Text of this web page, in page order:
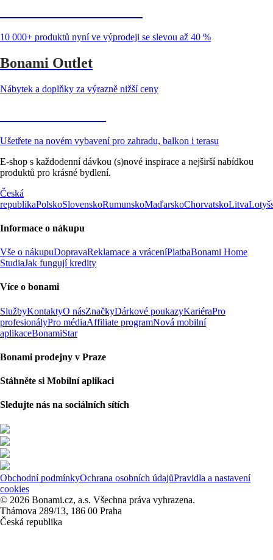
10 000+ produktů nyní ve výprodeji se slevou až 40 %
Bonami Outlet
Nábytek a doplňky za výrazně nižší ceny
Ušetřete na novém vybavení pro zahradu, balkon i terasu
E-shop s každodenní dávkou (s)nové inspirace a nejširší nabídkou
produktů pro krásné bydlení.
Česká
republikaPolskoSlovenskoRumunskoMaďarskoChorvatskoLitva
Informace o nákupu
Vše o nákupuDopravaReklamace a vráceníPlatbaBonami Home
StudiaJak fungují kredity
Více o bonami
SlužbyKontaktyO násZnačkyDárkové poukazyKariéraPro
profesionályPro médiaAffiliate programNová mobilní
aplikaceBonamiStar
Bonami prodejny v Praze
Stáhněte si Mobilní aplikaci
Sledujte nás na sociálních sítích
Obchodní podmínkyOchrana osobních údajůPravidla a nastavení
cookies
© 2026 Bonami.cz, a.s. Všechna práva vyhrazena.
Thámova 289/13, 186 00 Praha
Česká republika